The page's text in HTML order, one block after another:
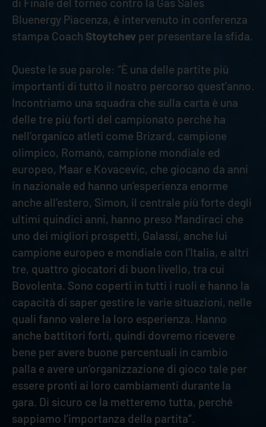
Bluenergy Piacenza, è intervenuto in conferenza
stampa Coach Stoytchev per presentare la sfida.
Queste le sue parole: “È una delle partite più
importanti di tutto il nostro percorso quest’anno.
Incontriamo una squadra che sulla carta è una
delle tre più forti del campionato perché ha
nell’organico atleti come Brizard, campione
olimpico, Romanò, campione mondiale ed
europeo, Maar e Kovacevic, che giocano da anni
in nazionale ed hanno un’esperienza enorme
anche all’estero, Simon, il centrale più forte degli
ultimi quindici anni, hanno preso Mandiraci che
uno dei migliori prospetti, Galassi, anche lui
campione europeo e mondiale con l’Italia, e altri
tre, quattro giocatori di buon livello, tra cui
Bovolenta. Sono coperti in tutti i ruoli e hanno la
capacità di saper gestire le varie situazioni, nelle
quali fanno valere la loro esperienza. Hanno
anche battitori forti, quindi dovremo ricevere
bene per avere buone percentuali in cambio
palla e avere un’organizzazione di gioco tale per
essere pronti ai loro cambiamenti durante la
gara. Di sicuro ce la metteremo tutta, perché
sappiamo l’importanza della partita”.